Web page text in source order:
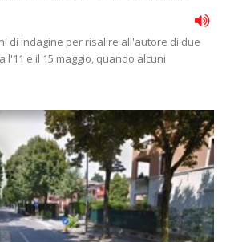
di indagine per risalire all'autore di due
l'11 e il 15 maggio, quando alcuni